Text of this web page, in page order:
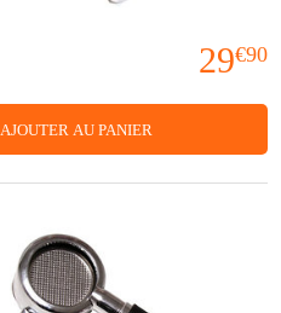
29€90
AJOUTER AU PANIER